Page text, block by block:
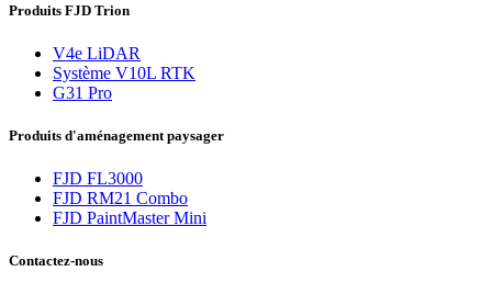
Produits FJD Trion
V4e LiDAR
Système V10L RTK
G31 Pro
Produits d'aménagement paysager
FJD FL3000
FJD RM21 Combo
FJD PaintMaster Mini
Contactez-nous